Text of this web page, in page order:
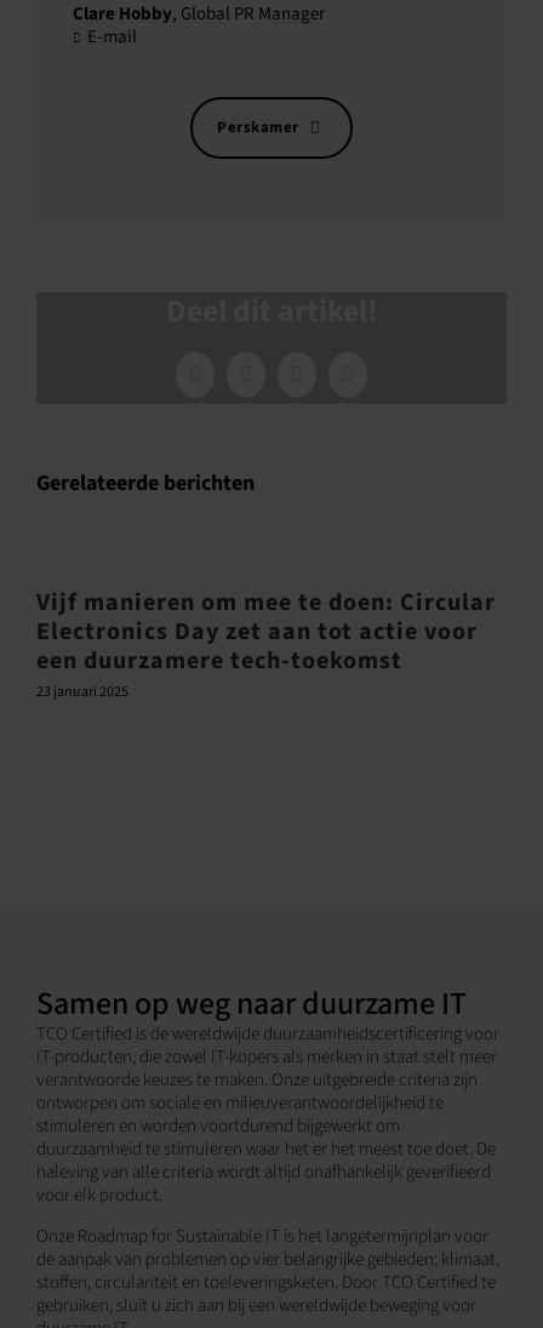
Clare Hobby, Global PR Manager
E-mail
Perskamer
Gerelateerde berichten
Vijf manieren om mee te doen: Circular
Electronics Day zet aan tot actie voor
een duurzamere tech-toekomst
23 januari 2025
Samen op weg naar duurzame IT
TCO Certified is de wereldwijde duurzaamheidscertificering voor
IT-producten, die zowel IT-kopers als merken in staat stelt meer
verantwoorde keuzes te maken. Onze uitgebreide criteria zijn
ontworpen om sociale en milieuverantwoordelijkheid te
stimuleren en worden voortdurend bijgewerkt om
duurzaamheid te stimuleren waar het er het meest toe doet. De
naleving van alle criteria wordt altijd onafhankelijk geverifieerd
voor elk product.
Onze Roadmap for Sustainable IT is het langetermijnplan voor
de aanpak van problemen op vier belangrijke gebieden: klimaat,
stoffen, circulariteit en toeleveringsketen. Door TCO Certified te
gebruiken, sluit u zich aan bij een wereldwijde beweging voor